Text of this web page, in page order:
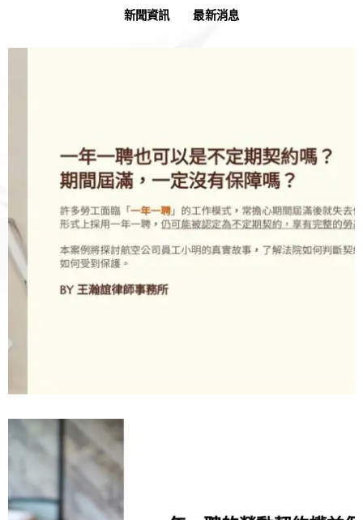
新聞資訊 最新消息